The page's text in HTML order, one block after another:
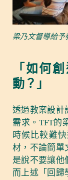
梁乃文督導給予
「如何
動？」
透過教案設計
需求。TFT的
時候比較難
材，不論簡單
是說不要讓他
而上述「回歸